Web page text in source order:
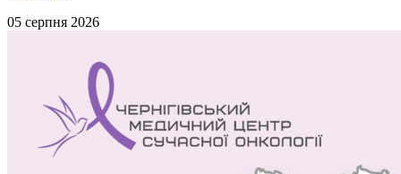
05 серпня 2026